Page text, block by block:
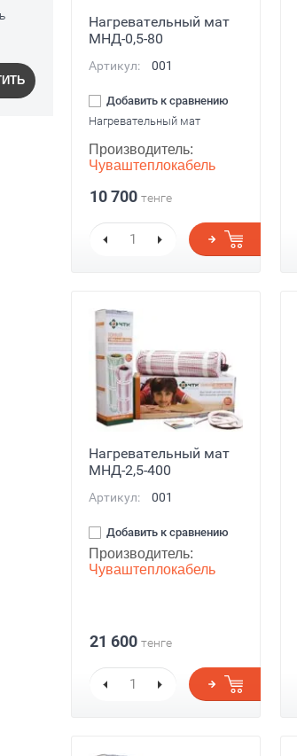
Нагревательный мат
МНД-0,5-80
Артикул: 001
Добавить к сравнению
Нагревательный мат
Производитель:
Чуваштеплокабель
10 700 тенге
Нагревательный мат
МНД-2,5-400
Артикул: 001
Добавить к сравнению
Производитель:
Чуваштеплокабель
21 600 тенге